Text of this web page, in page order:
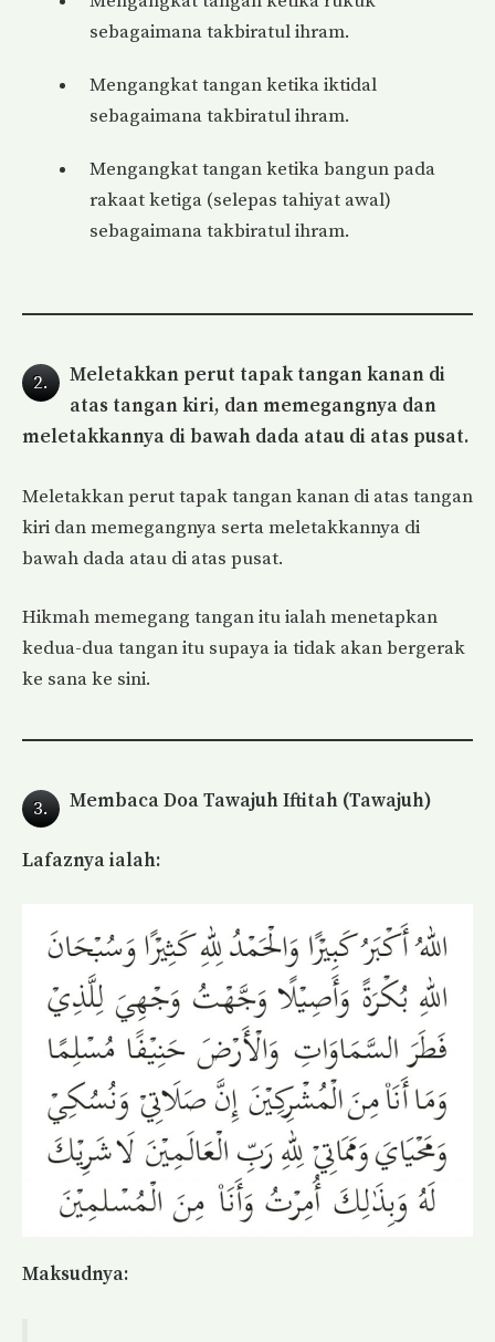
sebagaimana takbiratul ihram.
Mengangkat tangan ketika iktidal
sebagaimana takbiratul ihram.
Mengangkat tangan ketika bangun pada
rakaat ketiga (selepas tahiyat awal)
sebagaimana takbiratul ihram.
2.
Meletakkan perut tapak tangan kanan di
atas tangan kiri, dan memegangnya dan
meletakkannya di bawah dada atau di atas pusat.
Meletakkan perut tapak tangan kanan di atas tangan
kiri dan memegangnya serta meletakkannya di
bawah dada atau di atas pusat.
Hikmah memegang tangan itu ialah menetapkan
kedua-dua tangan itu supaya ia tidak akan bergerak
ke sana ke sini.
3. Membaca Doa Tawajuh Iftitah (Tawajuh)
Lafaznya ialah:
Maksudnya: